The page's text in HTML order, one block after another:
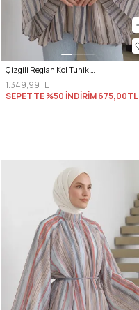
Çizgili Reglan Kol Tunik 260203 - LACİVERT
1.349,99TL
SEPETTE %50 İNDİRİM675,00TL